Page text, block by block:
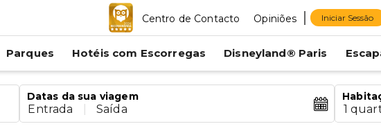
Centro de Contacto Opiniões Iniciar Sessão
Parques Hotéis com Escorregas Disneyland® Paris
Datas da sua viagem
Entrada Saída 1